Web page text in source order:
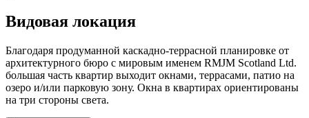
Видовая локация
Благодаря продуманной каскадно-террасной планировке от
архитектурного бюро с мировым именем RMJM Scotland Ltd.
большая часть квартир выходит окнами, террасами, патио на
озеро и/или парковую зону. Окна в квартирах ориентированы
на три стороны света.